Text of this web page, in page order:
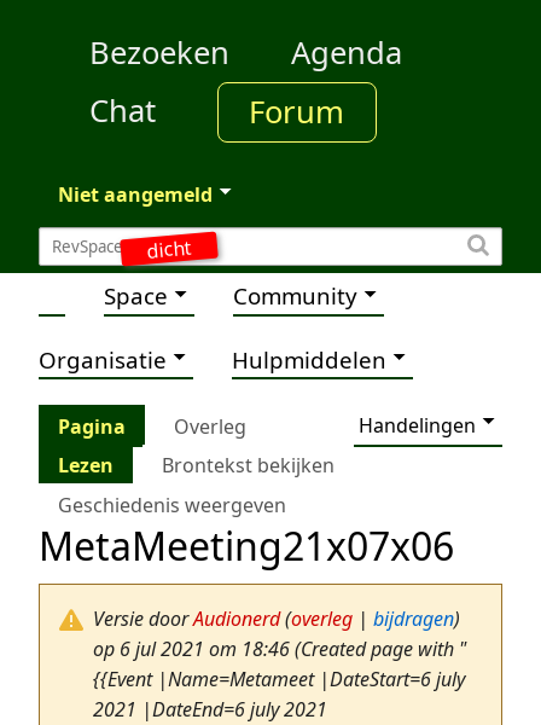
dicht
Bezoeken
Agenda
Chat
Forum
Niet aangemeld
Space Community
Organisatie Hulpmiddelen
Pagina Overleg
Handelingen
Lezen
Brontekst bekijken
Geschiedenis weergeven
MetaMeeting21x07x06
Versie doorAudionerd(overleg | bijdragen)
op 6 jul 2021 om 18:46(Created page with "
{{Event |Name=Metameet |DateStart=6 july
2021 |DateEnd=6 july 2021